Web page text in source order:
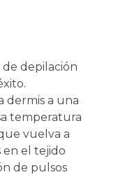
depilación
dermis a una
temperatura
vuelva a
en el tejido
de pulsos